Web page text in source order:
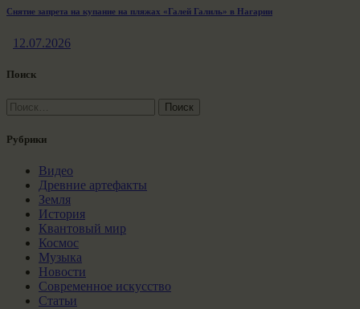
Снятие запрета на купание на пляжах «Галей Галиль» в Нагарии
12.07.2026
Поиск
Найти:
Рубрики
Видео
Древние артефакты
Земля
История
Квантовый мир
Космос
Музыка
Новости
Современное искусство
Статьи